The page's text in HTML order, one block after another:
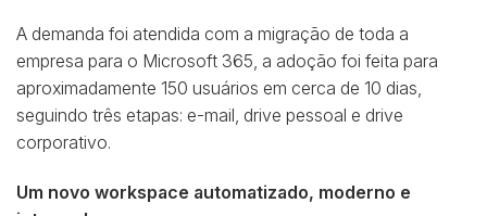
A demanda foi atendida com a migração de toda a
empresa para o Microsoft 365, a adoção foi feita para
aproximadamente 150 usuários em cerca de 10 dias,
seguindo três etapas: e-mail, drive pessoal e drive
corporativo.
Um novo workspace automatizado, moderno e